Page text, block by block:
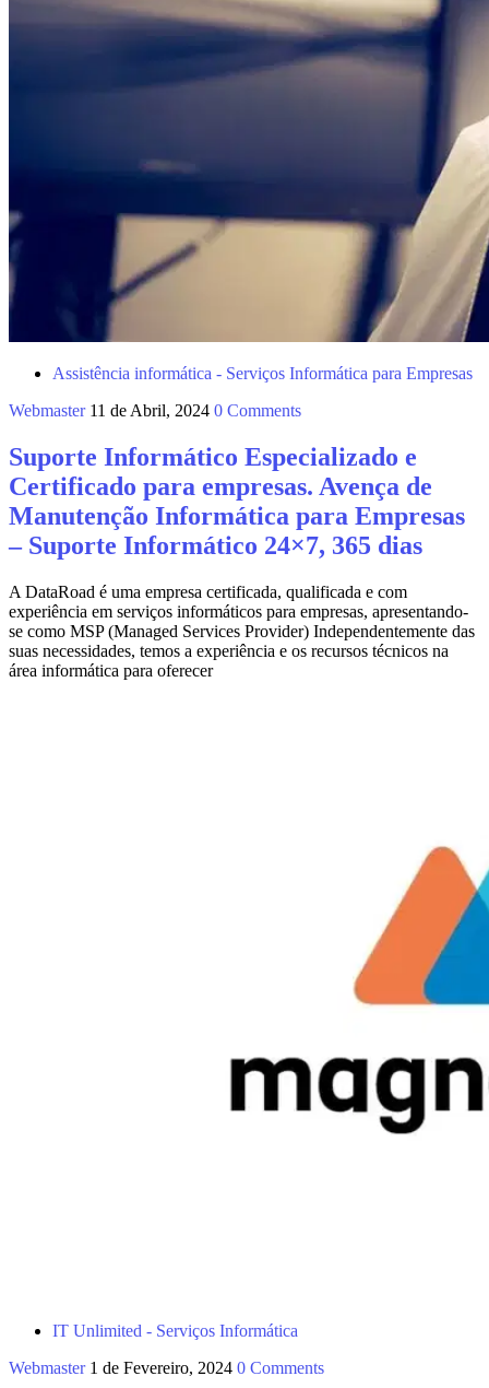
Assistência informática - Serviços Informática para Empresas
Webmaster 11 de Abril, 2024 0 Comments
Suporte Informático Especializado e
Certificado para empresas. Avença de
Manutenção Informática para Empresas
– Suporte Informático 24×7, 365 dias
A DataRoad é uma empresa certificada, qualificada e com
experiência em serviços informáticos para empresas, apresentando-
se como MSP (Managed Services Provider) Independentemente das
suas necessidades, temos a experiência e os recursos técnicos na
área informática para oferecer
IT Unlimited - Serviços Informática
Webmaster 1 de Fevereiro, 2024 0 Comments